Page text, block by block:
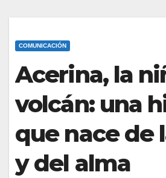
COMUNICACIÓN
Acerina, la
volcán: una
que nace de
y del alma